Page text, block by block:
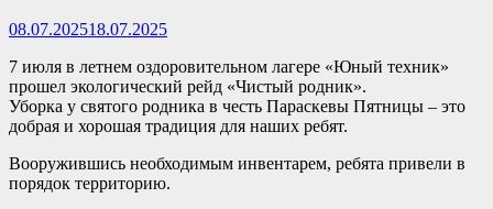
08.07.202518.07.2025
7 июля в летнем оздоровительном лагере «Юный техник»
прошел экологический рейд «Чистый родник».
Уборка у святого родника в честь Параскевы Пятницы – это
добрая и хорошая традиция для наших ребят.
Вооружившись необходимым инвентарем, ребята привели в
порядок территорию.